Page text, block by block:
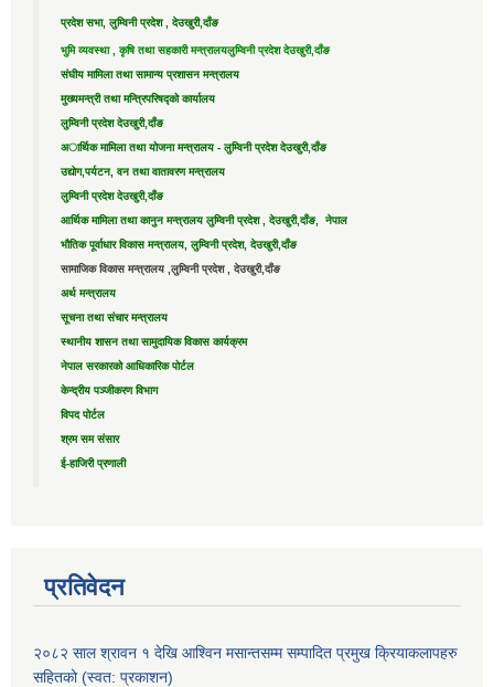
प्रदेश सभा, लुम्विनी प्रदेश , देउखुरी,दाँङ
भुमि व्यवस्था , कृषि तथा सहकारी मन्त्रालयलुम्विनी प्रदेश देउखुरी,दाँङ
संघीय मामिला तथा सामान्य प्रशासन मन्त्रालय
मुख्यमन्त्री तथा मन्त्रिपरिषद्को कार्यालय
लुम्विनी प्रदेश देउखुरी,दाँङ
अार्थिक मामिला तथा योजना मन्त्रालय - लुम्विनी प्रदेश देउखुरी,दाँङ
उद्याेग,पर्यटन, वन तथा वातावरण मन्त्रालय
लुम्विनी प्रदेश देउखुरी,दाँङ
आर्थिक मामिला तथा कानुन मन्त्रालय लुम्विनी प्रदेश , देउखुरी,दाँङ, नेपाल
भौतिक पूर्वाधार विकास मन्त्रालय, लुम्विनी प्रदेश, देउखुरी,दाँङ
सामाजिक विकास मन्त्रालय ,लुम्विनी प्रदेश , देउखुरी,दाँङ
अर्थ मन्त्रालय
सूचना तथा संचार मन्त्रालय
स्थानीय शासन तथा सामुदायिक विकास कार्यक्रम
नेपाल सरकारको आधिकारिक पोर्टल
केन्द्रीय पञ्जीकरण विभाग
विपद पोर्टल
श्रम सम संसार
ई-हाजिरी प्रणाली
प्रतिवेदन
२०८२ साल श्रावन १ देखि आश्विन मसान्तसम्म सम्पादित प्रमुख क्रियाकलापहरु
सहितको (स्वत: प्रकाशन)